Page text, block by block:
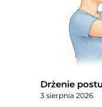
Drżenie
3 sierpnia 2026